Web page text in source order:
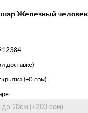
шар Железный человек
доставке)
(+0 сом)